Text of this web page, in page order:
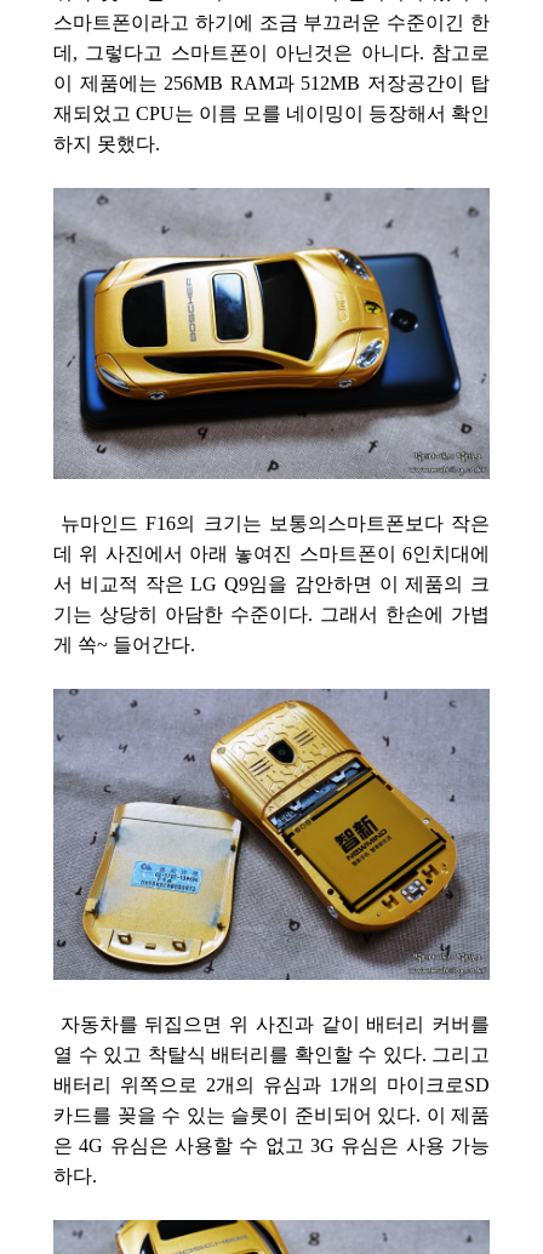
스마트폰이라고 하기에 조금 부끄러운 수준이긴 한
데, 그렇다고 스마트폰이 아닌것은 아니다. 참고로
이 제품에는 256MB RAM과 512MB 저장공간이 탑
재되었고 CPU는 이름 모를 네이밍이 등장해서 확인
하지 못했다.
뉴마인드 F16의 크기는 보통의스마트폰보다 작은
데 위 사진에서 아래 놓여진 스마트폰이 6인치대에
서 비교적 작은 LG Q9임을 감안하면 이 제품의 크
기는 상당히 아담한 수준이다. 그래서 한손에 가볍
게 쏙~ 들어간다.
자동차를 뒤집으면 위 사진과 같이 배터리 커버를
열 수 있고 착탈식 배터리를 확인할 수 있다. 그리고
배터리 위쪽으로 2개의 유심과 1개의 마이크로SD
카드를 꽂을 수 있는 슬롯이 준비되어 있다. 이 제품
은 4G 유심은 사용할 수 없고 3G 유심은 사용 가능
하다.